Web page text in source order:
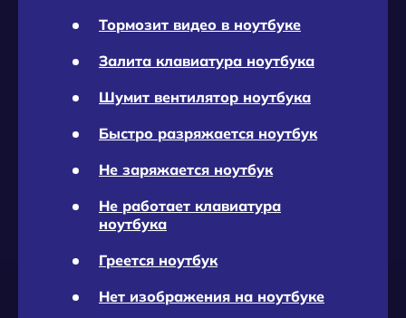
Тормозит видео в ноутбуке
Залита клавиатура ноутбука
Шумит вентилятор ноутбука
Быстро разряжается ноутбук
Не заряжается ноутбук
Не работает клавиатура
ноутбука
Греется ноутбук
Нет изображения на ноутбуке